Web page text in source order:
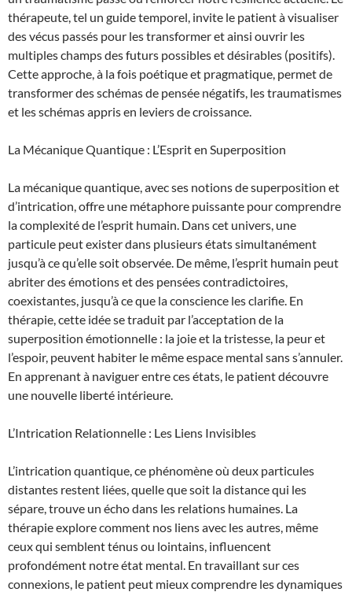
thérapeute, tel un guide temporel, invite le patient à visualiser
des vécus passés pour les transformer et ainsi ouvrir les
multiples champs des futurs possibles et désirables (positifs).
Cette approche, à la fois poétique et pragmatique, permet de
transformer des schémas de pensée négatifs, les traumatismes
et les schémas appris en leviers de croissance.
La Mécanique Quantique : L’Esprit en Superposition
La mécanique quantique, avec ses notions de superposition et
d’intrication, offre une métaphore puissante pour comprendre
la complexité de l’esprit humain. Dans cet univers, une
particule peut exister dans plusieurs états simultanément
jusqu’à ce qu’elle soit observée. De même, l’esprit humain peut
abriter des émotions et des pensées contradictoires,
coexistantes, jusqu’à ce que la conscience les clarifie. En
thérapie, cette idée se traduit par l’acceptation de la
superposition émotionnelle : la joie et la tristesse, la peur et
l’espoir, peuvent habiter le même espace mental sans s’annuler.
En apprenant à naviguer entre ces états, le patient découvre
une nouvelle liberté intérieure.
L’Intrication Relationnelle : Les Liens Invisibles
L’intrication quantique, ce phénomène où deux particules
distantes restent liées, quelle que soit la distance qui les
sépare, trouve un écho dans les relations humaines. La
thérapie explore comment nos liens avec les autres, même
ceux qui semblent ténus ou lointains, influencent
profondément notre état mental. En travaillant sur ces
connexions, le patient peut mieux comprendre les dynamiques